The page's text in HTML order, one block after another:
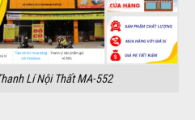
Lí Nội Thất MA-552